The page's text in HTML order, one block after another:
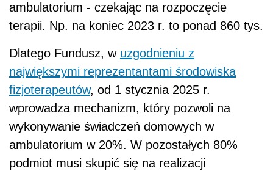
ambulatorium - czekając na rozpoczęcie
terapii. Np. na koniec 2023 r. to ponad 860 tys.
Dlatego Fundusz, w uzgodnieniu z
największymi reprezentantami środowiska
fizjoterapeutów, od 1 stycznia 2025 r.
wprowadza mechanizm, który pozwoli na
wykonywanie świadczeń domowych w
ambulatorium w 20%. W pozostałych 80%
podmiot musi skupić się na realizacji